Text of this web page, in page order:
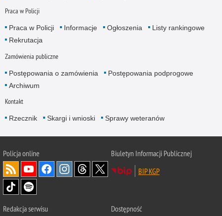
Praca w Policji
Praca w Policji Informacje Ogłoszenia
Listy rankingowe
Rekrutacja
Zamówienia publiczne
Postępowania o zamówienia
Postępowania podprogowe
Archiwum
Kontakt
Rzecznik Skargi i wnioski Sprawy weteranów
Policjaonline
Biuletyn Informacji Publicznej
BIP KGP
Redakcja serwisu Dostępność